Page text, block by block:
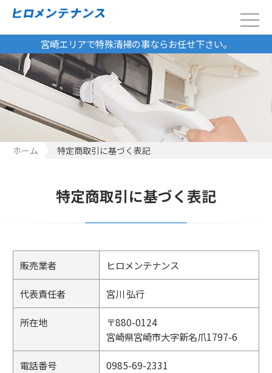
宮崎エリアで特殊清掃の事ならお任せ下さい。
ホーム 特定商取引に基づく表記
特定商取引に基づく表記
販売業者 ヒロメンテナンス
代表責任者 宮川 弘行
所在地
〒880-0124
宮崎県宮崎市大字新名爪1797-6
電話番号 0985-69-2331